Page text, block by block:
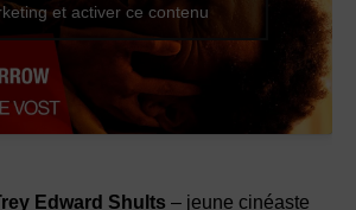
et activer ce contenu
Edward Shults – jeune cinéaste